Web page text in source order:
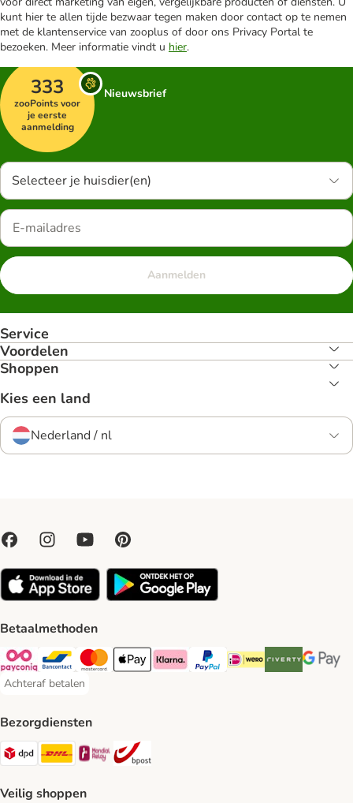
kunt hier te allen tijde bezwaar tegen maken door contact op te nemen
met de klantenservice van zooplus of door ons Privacy Portal te
bezoeken. Meer informatie vindt u hier.
333
zooPoints voor
je eerste
aanmelding
Nieuwsbrief
Selecteer je huisdier(en)
Aanmelden
Service
Voordelen
Shoppen
Kies een land
Nederland / nl
Betaalmethoden
Payconiq Payment Method
Bancontact Payment Method
Mastercard Payment Method
Apple Pay Payment Method
Klarna Payment Method
PayPal Payment Method
iDeal Payment Method
Riverty Payment
Google
Achteraf betalen
Achteraf betalen Payment Method
Bezorgdiensten
Dpd Shipping Method
DHL Shipping Method
Mondial Relay Shipping Method
Veilig shoppen